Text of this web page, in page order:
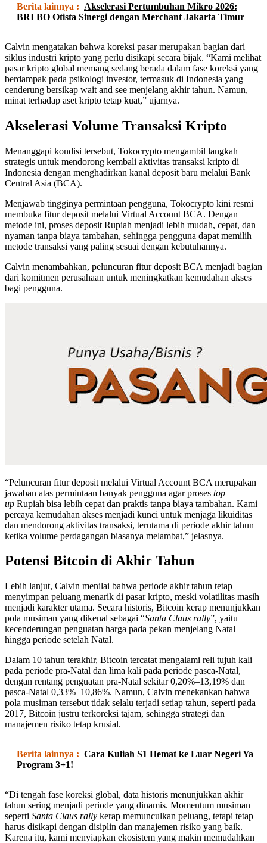
Berita lainnya : Akselerasi Pertumbuhan Mikro 2026:
BRI BO Otista Sinergi dengan Merchant Jakarta Timur
Calvin mengatakan bahwa koreksi pasar merupakan bagian dari
siklus industri kripto yang perlu disikapi secara bijak. “Kami melihat
pasar kripto global memang sedang berada dalam fase koreksi yang
berdampak pada psikologi investor, termasuk di Indonesia yang
cenderung bersikap wait and see menjelang akhir tahun. Namun,
minat terhadap aset kripto tetap kuat,” ujarnya.
Akselerasi Volume Transaksi Kripto
Menanggapi kondisi tersebut, Tokocrypto mengambil langkah
strategis untuk mendorong kembali aktivitas transaksi kripto di
Indonesia dengan menghadirkan kanal deposit baru melalui Bank
Central Asia (BCA).
Menjawab tingginya permintaan pengguna, Tokocrypto kini resmi
membuka fitur deposit melalui Virtual Account BCA. Dengan
metode ini, proses deposit Rupiah menjadi lebih mudah, cepat, dan
nyaman tanpa biaya tambahan, sehingga pengguna dapat memilih
metode transaksi yang paling sesuai dengan kebutuhannya.
Calvin menambahkan, peluncuran fitur deposit BCA menjadi bagian
dari komitmen perusahaan untuk meningkatkan kemudahan akses
bagi pengguna.
“Peluncuran fitur deposit melalui Virtual Account BCA merupakan
jawaban atas permintaan banyak pengguna agar proses top
up Rupiah bisa lebih cepat dan praktis tanpa biaya tambahan. Kami
percaya kemudahan akses menjadi kunci untuk menjaga likuiditas
dan mendorong aktivitas transaksi, terutama di periode akhir tahun
ketika volume perdagangan biasanya melambat,” jelasnya.
Potensi Bitcoin di Akhir Tahun
Lebih lanjut, Calvin menilai bahwa periode akhir tahun tetap
menyimpan peluang menarik di pasar kripto, meski volatilitas masih
menjadi karakter utama. Secara historis, Bitcoin kerap menunjukkan
pola musiman yang dikenal sebagai “Santa Claus rally”, yaitu
kecenderungan penguatan harga pada pekan menjelang Natal
hingga periode setelah Natal.
Dalam 10 tahun terakhir, Bitcoin tercatat mengalami reli tujuh kali
pada periode pra-Natal dan lima kali pada periode pasca-Natal,
dengan rentang penguatan pra-Natal sekitar 0,20%–13,19% dan
pasca-Natal 0,33%–10,86%. Namun, Calvin menekankan bahwa
pola musiman tersebut tidak selalu terjadi setiap tahun, seperti pada
2017, Bitcoin justru terkoreksi tajam, sehingga strategi dan
manajemen risiko tetap krusial.
Berita lainnya : Cara Kuliah S1 Hemat ke Luar Negeri Ya
Program 3+1!
“Di tengah fase koreksi global, data historis menunjukkan akhir
tahun sering menjadi periode yang dinamis. Momentum musiman
seperti Santa Claus rally kerap memunculkan peluang, tetapi tetap
harus disikapi dengan disiplin dan manajemen risiko yang baik.
Karena itu, kami menyiapkan ekosistem yang makin memudahkan